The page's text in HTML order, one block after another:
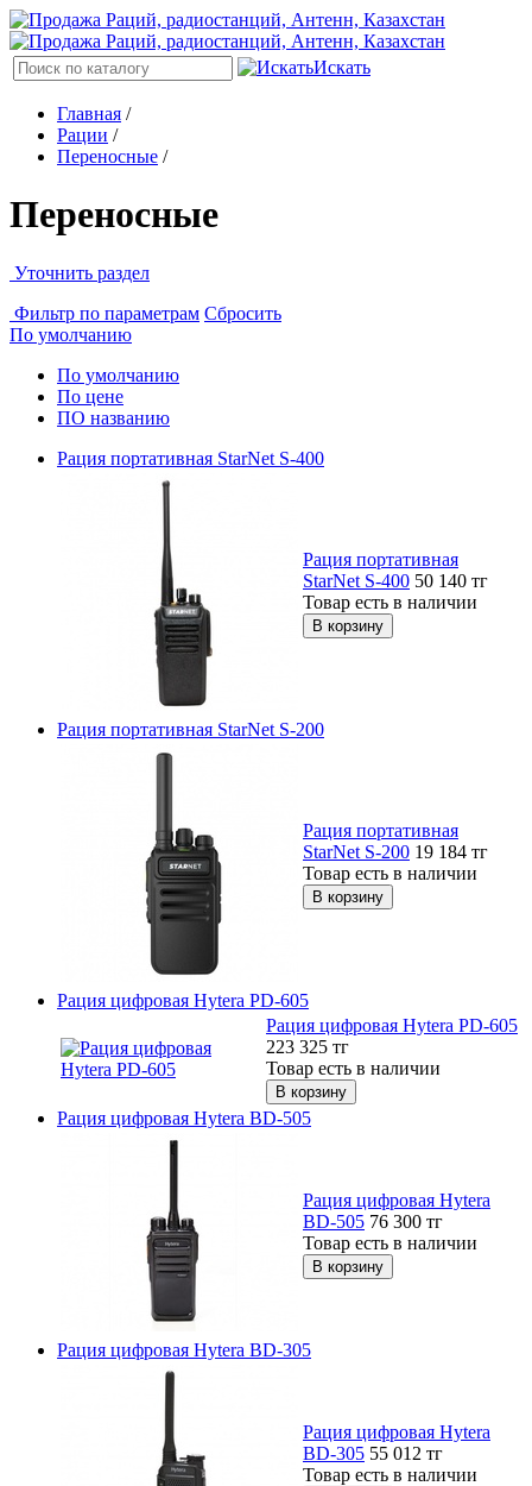
Искать
Главная /
Рации /
Переносные /
Переносные
Уточнить раздел
Фильтр по параметрам Сбросить
По умолчанию
По умолчанию
По цене
ПО названию
Рация портативная StarNet S-400
Рация портативная
StarNet S-400 50 140 тг
Товар есть в наличии
Рация портативная StarNet S-200
Рация портативная
StarNet S-200 19 184 тг
Товар есть в наличии
Рация цифровая Hytera PD-605
Рация цифровая Hytera PD-605
223 325 тг
Товар есть в наличии
Рация цифровая Hytera BD-505
Рация цифровая Hytera
BD-505 76 300 тг
Товар есть в наличии
Рация цифровая Hytera BD-305
Рация цифровая Hytera
BD-305 55 012 тг
Товар есть в наличии